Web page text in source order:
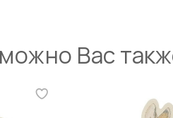
Вас